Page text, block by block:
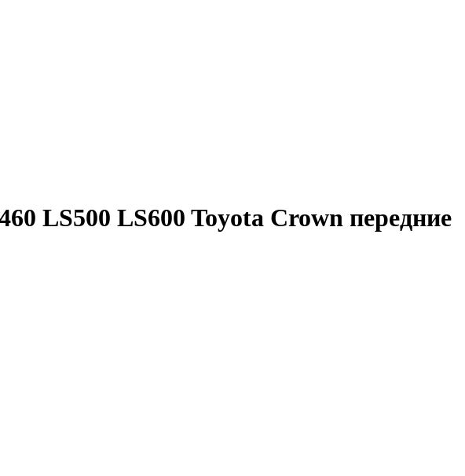
LS500 LS600 Toyota Crown передние